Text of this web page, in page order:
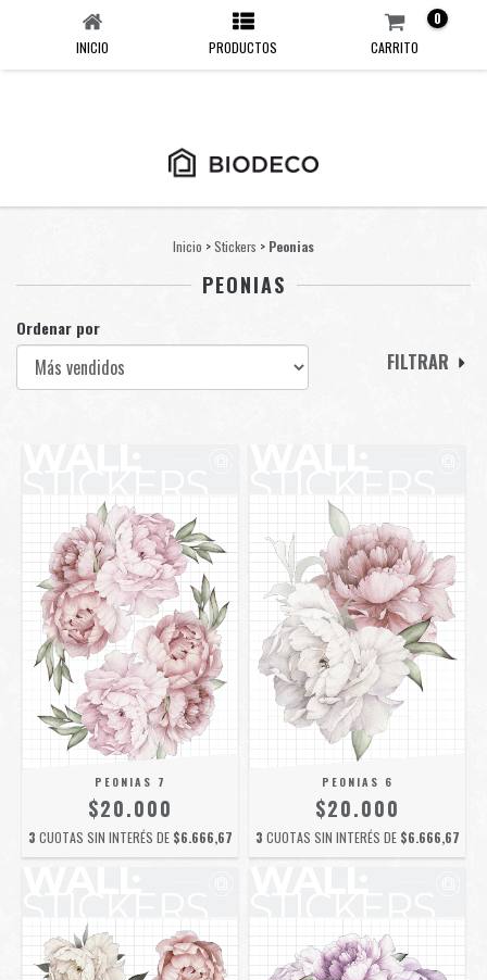
INICIO PRODUCTOS CARRITO
0
Inicio >Stickers > Peonias
PEONIAS
Ordenar por
FILTRAR
PEONIAS 7
$20.000
3 CUOTAS SIN INTERÉS DE $6.666,67
PEONIAS 6
$20.000
3 CUOTAS SIN INTERÉS DE $6.666,67